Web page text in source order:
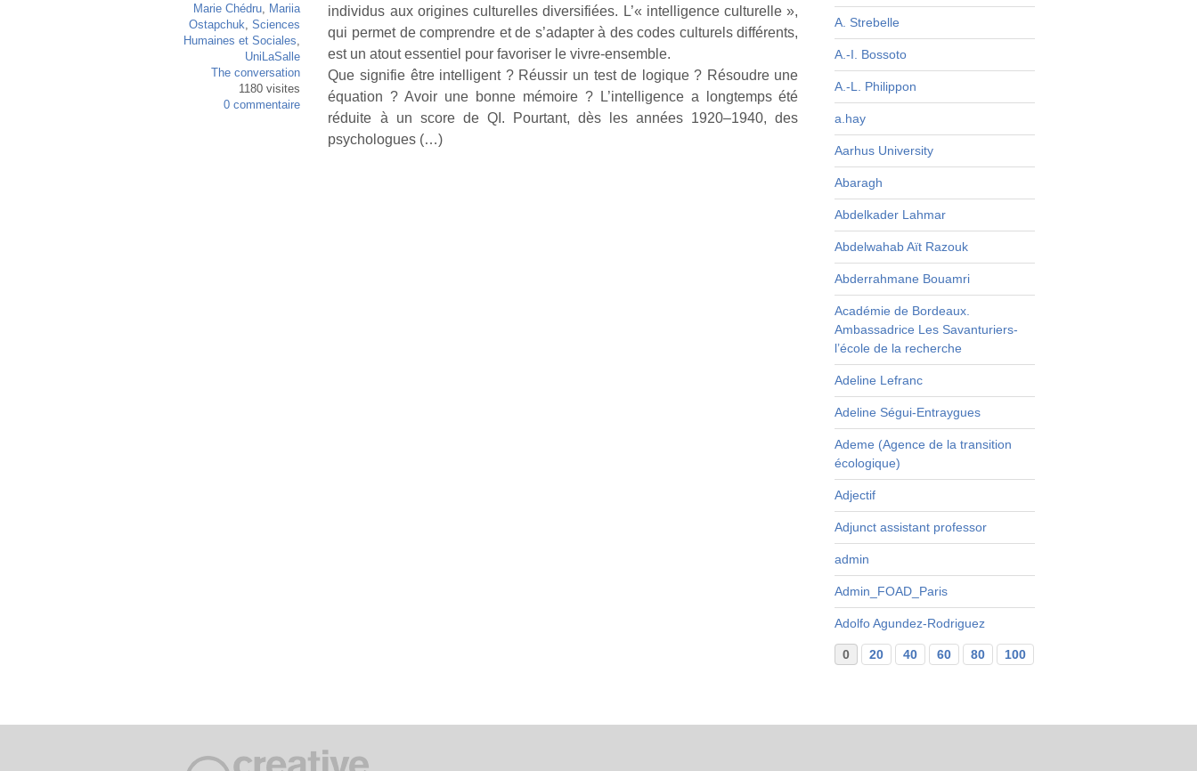
individus aux origines culturelles diversifiées. L’« intelligence culturelle »,
qui permet de comprendre et de s’adapter à des codes culturels différents,
est un atout essentiel pour favoriser le vivre-ensemble.
Que signifie être intelligent ? Réussir un test de logique ? Résoudre une
équation ? Avoir une bonne mémoire ? L’intelligence a longtemps été
réduite à un score de QI. Pourtant, dès les années 1920–1940, des
psychologues (…)
Marie Chédru,
Mariia
Ostapchuk
Sciences
Humaines et Sociales
UniLaSalle
The conversation
1180 visites
0 commentaire
A. Strebelle
A.-I. Bossoto
A.-L. Philippon
a.hay
Aarhus University
Abaragh
Abdelkader Lahmar
Abdelwahab Aït Razouk
Abderrahmane Bouamri
Académie de Bordeaux.
Ambassadrice Les Savanturiers-
l’école de la recherche
Adeline Lefranc
Adeline Ségui-Entraygues
Ademe (Agence de la transition
écologique)
Adjectif
Adjunct assistant professor
admin
Admin_FOAD_Paris
Adolfo Agundez-Rodriguez
0 20 40 60 80 100